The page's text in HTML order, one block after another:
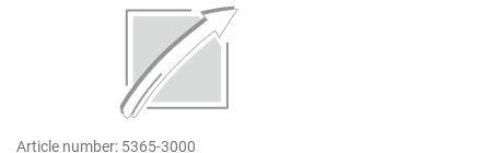
Article number: 5365-3000